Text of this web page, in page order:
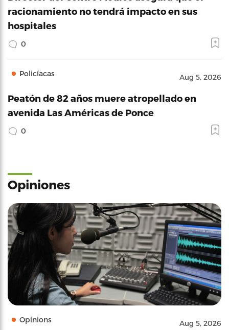
racionamiento no tendrá impacto en sus
hospitales
0
Policíacas Aug 5, 2026
Peatón de 82 años muere atropellado en
avenida Las Américas de Ponce
0
Opiniones
Opinions Aug 5, 2026